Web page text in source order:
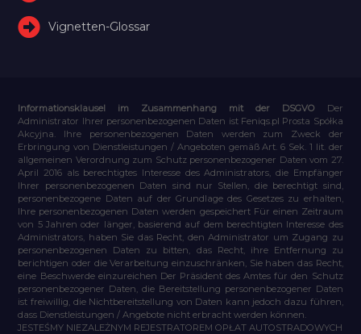
Vignetten-Glossar
Informationsklausel im Zusammenhang mit der DSGVO
Der
Administrator Ihrer personenbezogenen Daten ist Feniqs.pl Prosta Spółka
Akcyjna. Ihre personenbezogenen Daten werden zum Zweck der
Erbringung von Dienstleistungen / Angeboten gemäß Art. 6 Sek. 1 lit. der
allgemeinen Verordnung zum Schutz personenbezogener Daten vom 27.
April 2016 als berechtigtes Interesse des Administrators, die Empfänger
Ihrer personenbezogenen Daten sind nur Stellen, die berechtigt sind,
personenbezogene Daten auf der Grundlage des Gesetzes zu erhalten,
Ihre personenbezogenen Daten werden gespeichert Für einen Zeitraum
von 5 Jahren oder länger, basierend auf dem berechtigten Interesse des
Administrators, haben Sie das Recht, den Administrator um Zugang zu
personenbezogenen Daten zu bitten, das Recht, ihre Entfernung zu
berichtigen oder die Verarbeitung einzuschränken, Sie haben das Recht,
eine Beschwerde einzureichen Der Präsident des Amtes für den Schutz
personenbezogener Daten, die Bereitstellung personenbezogener Daten
ist freiwillig, die Nichtbereitstellung von Daten kann jedoch dazu führen,
dass Dienstleistungen / Angebote nicht erbracht werden können.
JESTEŚMY NIEZALEŻNYM REJESTRATOREM OPŁAT AUTOSTRADOWYCH